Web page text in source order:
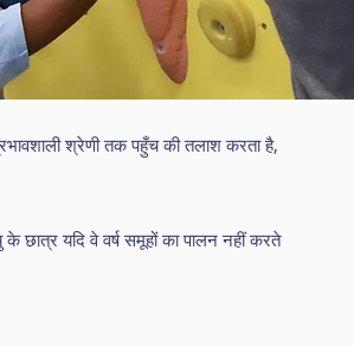
श्रेणी तक पहुँच की तलाश करता है,
छात्र यदि वे वर्ष समूहों का पालन नहीं करते